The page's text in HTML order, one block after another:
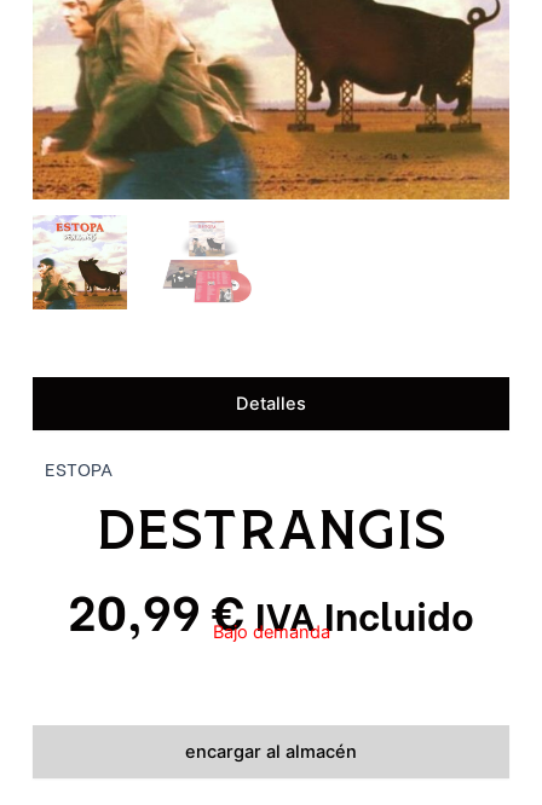
Detalles
encargar al almacén
ESTOPA
DESTRANGIS
20,99€IVA Incluido
Bajo demanda